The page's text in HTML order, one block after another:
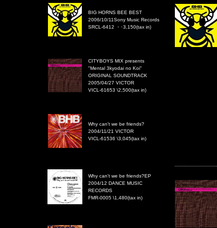
BIG HORNS BEE BEST
2006/10/11Sony Music Records
SRCL-6412 ・･3,150(tax in)
CITYBOYS MIX presents
"Mental 3kyodai no Koi"
ORIGINAL SOUNDTRACK
2005/04/27 VICTOR
VICL-61653 \2,500(tax in)
Why can't we be friends?
2004/11/21 VICTOR
VICL-61536 \3,045(tax in)
Why can't we be friends?EP
2004/12 DANCE MUSIC
RECORDS
FMR-0005 \1,480(tax in)